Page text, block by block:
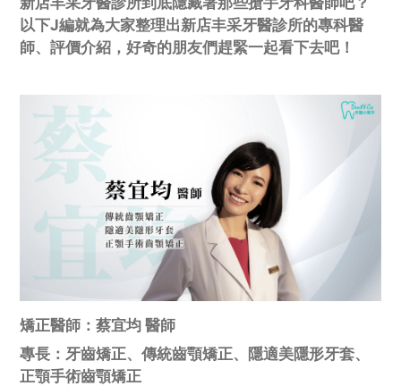
以下J編就為大家整理出新店丰采牙醫診所的專科醫
師、評價介紹，好奇的朋友們趕緊一起看下去吧！
矯正醫師：蔡宜均 醫師
專長：牙齒矯正、傳統齒顎矯正、隱適美隱形牙套、
正顎手術齒顎矯正